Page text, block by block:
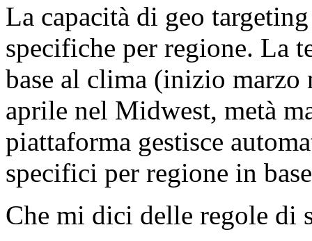
La capacità di geo
specifiche per regione. La
base al clima (inizio
aprile nel Midwest, metà
piattaforma gestisce
specifici per regione in
Che mi dici delle regole di